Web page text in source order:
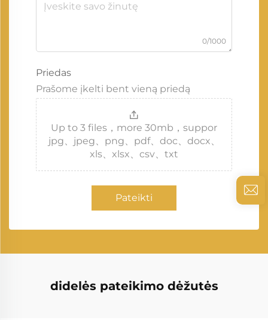
0/1000
Priedas
Prašome įkelti bent vieną priedą
Up to 3 files，more 30mb，suppor
jpg、jpeg、png、pdf、doc、docx、
xls、xlsx、csv、txt
Pateikti
didelės pateikimo dėžutės